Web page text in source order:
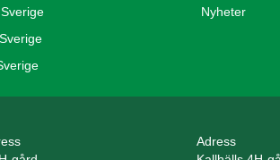
Nyheter
Adress